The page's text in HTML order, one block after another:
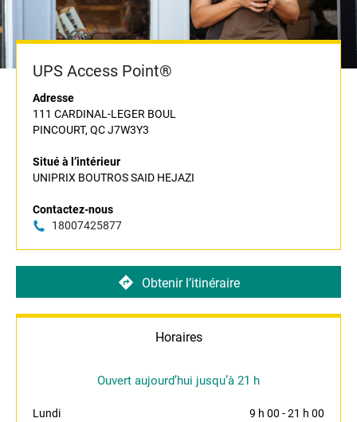
UPS Access Point®
Adresse
111 CARDINAL-LEGER BOUL
PINCOURT, QC J7W3Y3
Situé à l’intérieur
UNIPRIX BOUTROS SAID HEJAZI
Contactez-nous
18007425877
Obtenir l’itinéraire
Horaires
Ouvert aujourd’hui jusqu’à 21 h
Lundi 9 h 00 -21 h 00